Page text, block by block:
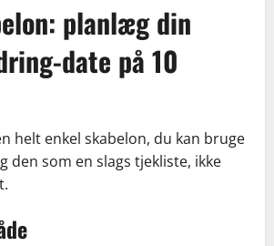
planlæg din
date på 10
helt enkel skabelon, du kan bruge
den som en slags tjekliste, ikke